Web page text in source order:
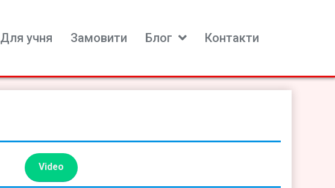
Для учня Замовити Блог Контакти
Video